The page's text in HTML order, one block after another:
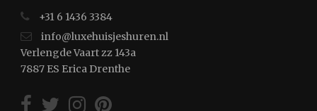
+31 6 1436 3384
info@luxehuisjeshuren.nl
Verlengde Vaart zz 143a
7887 ES Erica Drenthe